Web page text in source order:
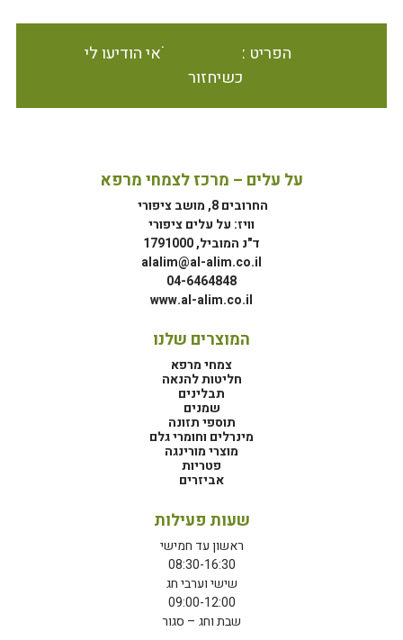
הפריט אינו זמין במלאי הודיעו לי
כשיחזור
על עלים – מרכז לצמחי מרפא
החרובים 8, מושב ציפורי
וויז: על עלים ציפורי
ד"נ המוביל, 1791000
alalim@al-alim.co.il
04-6464848
www.al-alim.co.il
המוצרים שלנו
צמחי מרפא
חליטות להנאה
תבלינים
שמנים
תוספי תזונה
מינרלים וחומרי גלם
מוצרי מורינגה
פטריות
אביזרים
שעות פעילות
ראשון עד חמישי
08:30-16:30
שישי וערבי חג
09:00-12:00
שבת וחג – סגור